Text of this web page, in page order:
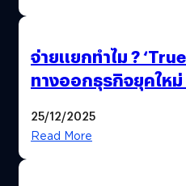
จ่ายแยกทำไม ?
ทางออกธุรกิจยุคใหม่
25/12/2025
Read More